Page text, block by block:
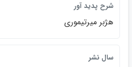
شرح پديد آور
هژبر ميرتيموري
سال نشر